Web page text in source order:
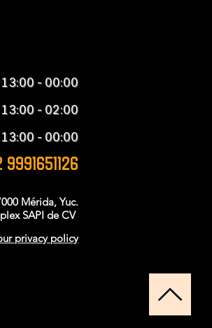
- 00:00
13:00 - 02:00
13:00 - 00:00
9991651126
Mérida, Yuc.
SAPI de CV
privacy policy